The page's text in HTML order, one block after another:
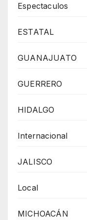
Espectaculos
ESTATAL
GUANAJUATO
GUERRERO
HIDALGO
Internacional
JALISCO
Local
MICHOACÁN